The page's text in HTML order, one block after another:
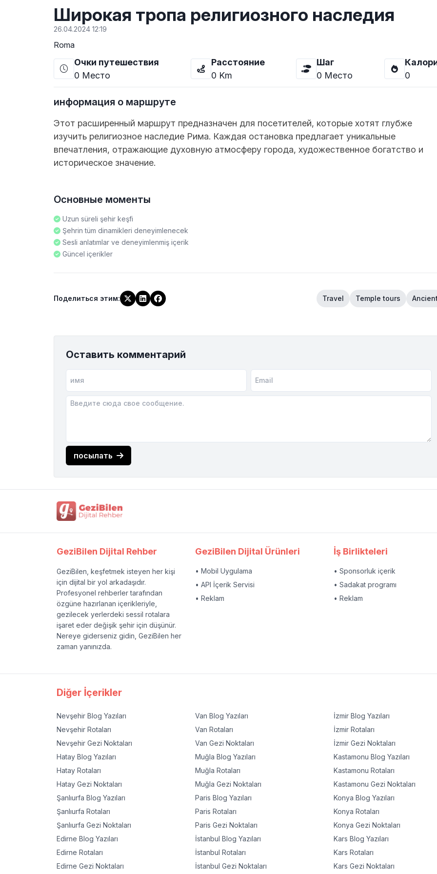
Широкая тропа религиозного наследия
26.04.2024 12:19
Roma
Очки путешествия
0 Место
Расстояние
0 Km
Шаг
0 Место
0
информация о маршруте
Этот расширенный маршрут предназначен для посетителей, которые хотят глубже
изучить религиозное наследие Рима. Каждая остановка предлагает уникальные
впечатления, отражающие духовную атмосферу города, художественное богатство и
историческое значение.
Основные моменты
Uzun süreli şehir keşfi
Şehrin tüm dinamikleri deneyimlenecek
Sesli anlatımlar ve deneyimlenmiş içerik
Güncel içerikler
Travel Temple tours
Поделиться этим:
Оставить комментарий
посылать
GeziBilen Dijital Rehber
GeziBilen, keşfetmek isteyen her kişi
için dijital bir yol arkadaşıdır.
Profesyonel rehberler tarafından
özgüne hazırlanan içerikleriyle,
gezilecek yerlerdeki sessil rotalara
işaret eder değişik şehir için düşünür.
Nereye giderseniz gidin, GeziBilen her
zaman yanınızda.
GeziBilen Dijital Ürünleri
• Mobil Uygulama
• API İçerik Servisi
• Reklam
İş Birlikteleri
• Sponsorluk içerik
• Sadakat programı
• Reklam
Diğer İçerikler
Nevşehir Blog Yazıları
Nevşehir Rotaları
Nevşehir Gezi Noktaları
Hatay Blog Yazıları
Hatay Rotaları
Hatay Gezi Noktaları
Şanlıurfa Blog Yazıları
Şanlıurfa Rotaları
Şanlıurfa Gezi Noktaları
Edirne Blog Yazıları
Edirne Rotaları
Edirne Gezi Noktaları
Van Blog Yazıları
Van Rotaları
Van Gezi Noktaları
Muğla Blog Yazıları
Muğla Rotaları
Muğla Gezi Noktaları
Paris Blog Yazıları
Paris Rotaları
Paris Gezi Noktaları
İstanbul Blog Yazıları
İstanbul Rotaları
İstanbul Gezi Noktaları
İzmir Blog Yazıları
İzmir Rotaları
İzmir Gezi Noktaları
Kastamonu Blog Yazıları
Kastamonu Rotaları
Kastamonu Gezi Noktaları
Konya Blog Yazıları
Konya Rotaları
Konya Gezi Noktaları
Kars Blog Yazıları
Kars Rotaları
Kars Gezi Noktaları